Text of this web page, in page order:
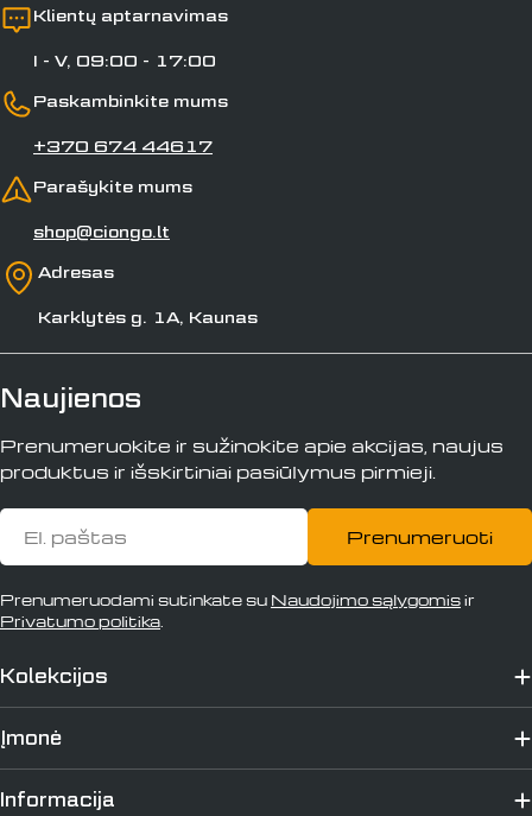
Laukai, pažymėti *, yra privalomi.
Klientų aptarnavimas
I - V, 09:00 - 17:00
Paskambinkite mums
+370 674 44617
Parašykite mums
shop@ciongo.lt
Adresas
Karklytės g. 1A, Kaunas
Kolekcijos
Įmonė
Informacija
Naujienos
Prenumeruokite ir sužinokite apie akcijas, naujus
produktus ir išskirtiniai pasiūlymus pirmieji.
El.
paštas
Prenumeruoti
Prenumeruodami sutinkate su Naudojimo sąlygomisir
Privatumo politika